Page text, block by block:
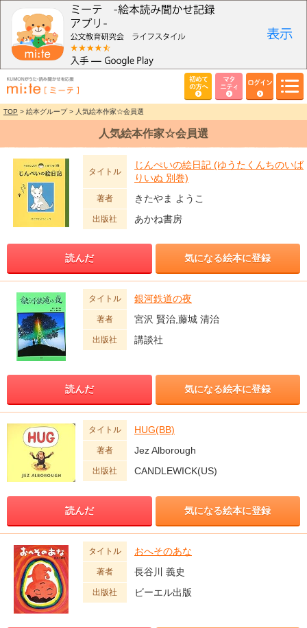
初めて
の方へ
マタ
ニティ
ログイン
TOP > 絵本グループ > 人気絵本作家☆会員選
人気絵本作家☆会員選
タイトル
じんぺいの絵日記 (ゆうたくんちのいば
りいぬ 別巻)
著者 きたやま ようこ
出版社 あかね書房
読んだ 気になる絵本に登録
タイトル 銀河鉄道の夜
著者 宮沢 賢治,藤城 清治
出版社 講談社
読んだ 気になる絵本に登録
タイトル HUG(BB)
著者 Jez Alborough
出版社 CANDLEWICK(US)
読んだ 気になる絵本に登録
タイトル おへそのあな
著者 長谷川 義史
出版社 ビーエル出版